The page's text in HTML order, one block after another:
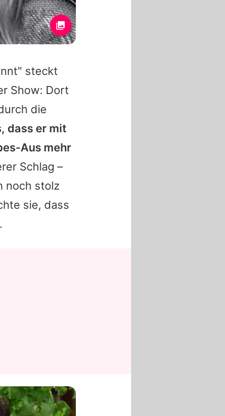
" steckt
Show: Dort
die
dass er mit
Aus mehr
Schlag –
noch stolz
sie, dass